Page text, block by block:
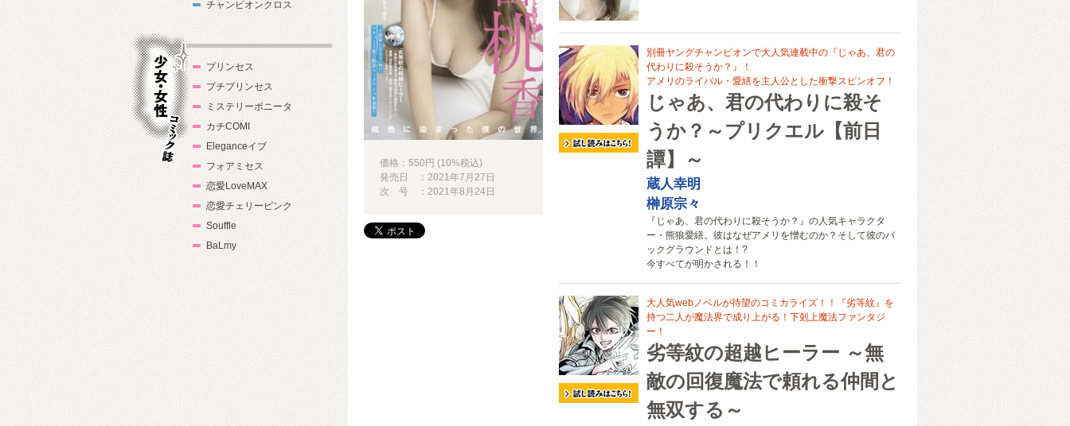
別冊ヤングチャンピオンで大人気連載中の『じゃあ、君の
代わりに殺そうか？』！
アメリのライバル・愛繕を主人公とした衝撃スピンオフ！
じゃあ、君の代わりに殺そ
うか？～プリクエル【前日
譚】～
蔵人幸明
榊原宗々
『じゃあ、君の代わりに殺そうか？』の人気キャラクタ
ー・熊狼愛繕。彼はなぜアメリを憎むのか？そして彼のバ
ックグラウンドとは！?
今すべてが明かされる！！
大人気webノベルが待望のコミカライズ！！『劣等紋』を
持つ二人が魔法界で成り上がる！下剋上魔法ファンタジ
ー！
劣等紋の超越ヒーラー ～無
敵の回復魔法で頼れる仲間と
無双する～
価格：550円 (10%税込)
発売日 ：2021年7月27日
次 号 ：2021年8月24日
チャンピオンクロス
プリンセス
プチプリンセス
ミステリーボニータ
カチCOMI
Eleganceイブ
フォアミセス
恋愛LoveMAX
恋愛チェリーピンク
Souffle
BaLmy